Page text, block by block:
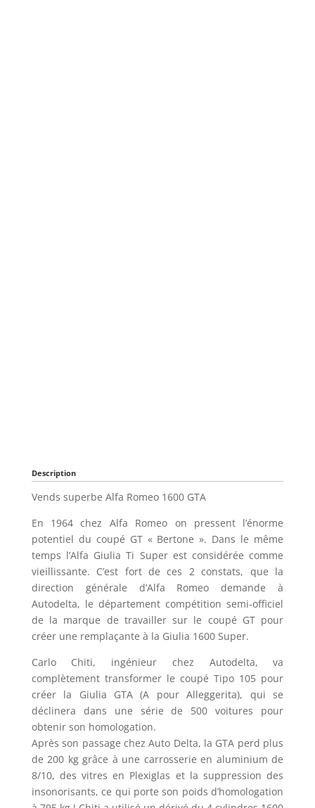
Description
Vends superbe Alfa Romeo 1600 GTA
En 1964 chez Alfa Romeo on pressent l’énorme
potentiel du coupé GT « Bertone ». Dans le même
temps l’Alfa Giulia Ti Super est considérée comme
vieillissante. C’est fort de ces 2 constats, que la
direction générale d’Alfa Romeo demande à
Autodelta, le département compétition semi-officiel
de la marque de travailler sur le coupé GT pour
créer une remplaçante à la Giulia 1600 Super.
Carlo Chiti, ingénieur chez Autodelta, va
complètement transformer le coupé Tipo 105 pour
créer la Giulia GTA (A pour Alleggerita), qui se
déclinera dans une série de 500 voitures pour
obtenir son homologation.
Après son passage chez Auto Delta, la GTA perd plus
de 200 kg grâce à une carrosserie en aluminium de
8/10, des vitres en Plexiglas et la suppression des
insonorisants, ce qui porte son poids d’homologation